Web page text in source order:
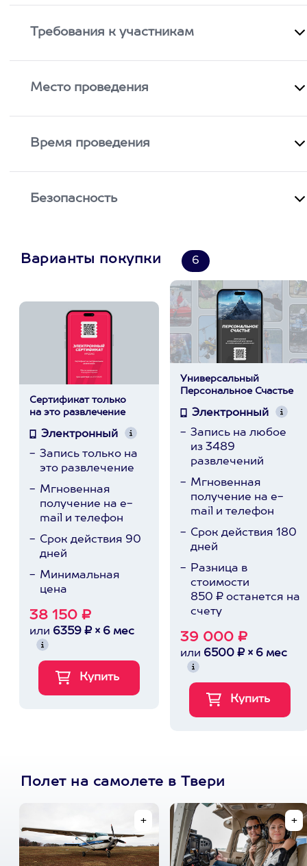
Требования к участникам
Место проведения
Время проведения
Безопасность
Варианты покупки 6
Сертификат только
на это развлечение
Электронный
Запись только на
это развлечение
Мгновенная
получение на e-
mail и телефон
Срок действия 90
дней
Минимальная
цена
38 150 ₽
или 6359 ₽ × 6 мес
Универсальный
Персональное Счастье
Электронный
Запись на любое
из 3489
развлечений
Мгновенная
получение на e-
mail и телефон
Срок действия 180
дней
Разница в
стоимости
850 ₽ останется на
счету
39 000 ₽
или 6500 ₽ × 6 мес
Полет на самолете в Твери